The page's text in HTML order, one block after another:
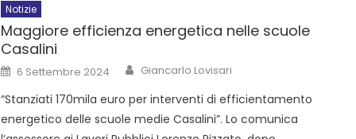
Notizie
Maggiore efficienza energetica nelle scuole
Casalini
6 Settembre 2024 Giancarlo Lovisari
“Stanziati 170mila euro per interventi di efficientamento
energetico delle scuole medie Casalini”. Lo comunica